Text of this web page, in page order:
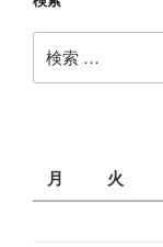
索:
月
火